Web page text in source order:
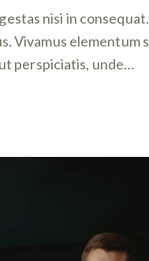
nisi in
Vivamus elementum
perspiciatis, unde…